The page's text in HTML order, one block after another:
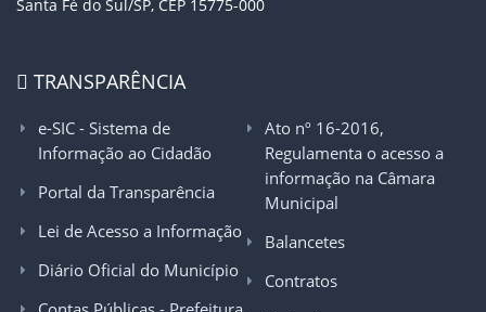
Santa Fé do Sul/SP, CEP 15775-000
TRANSPARÊNCIA
e-SIC - Sistema de
Informação ao Cidadão
Portal da Transparência
Lei de Acesso a Informação
Diário Oficial do Município
Ato nº 16-2016,
Regulamenta o acesso a
informação na Câmara
Municipal
Balancetes
Contratos